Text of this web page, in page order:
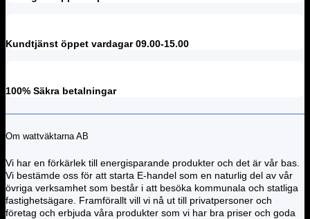
Kundtjänst öppet vardagar 09.00-15.00
100% Säkra betalningar
Om wattväktarna AB
Vi har en förkärlek till energisparande produkter och det är vår bas.
Vi bestämde oss för att starta E-handel som en naturlig del av vår
övriga verksamhet som består i att besöka kommunala och statliga
fastighetsägare. Framförallt vill vi nå ut till privatpersoner och
företag och erbjuda våra produkter som vi har bra priser och goda